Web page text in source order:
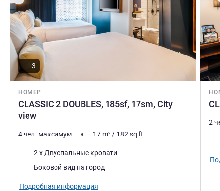
НОМЕР
CLASSIC 2 DOUBLES, 185sf, 17sm, City
view
3
4 чел. максимум 17 m²/ 182sq ft
Постель2 x Двуспальные кровати
Виды:Боковой вид на город
Подробная информация
2